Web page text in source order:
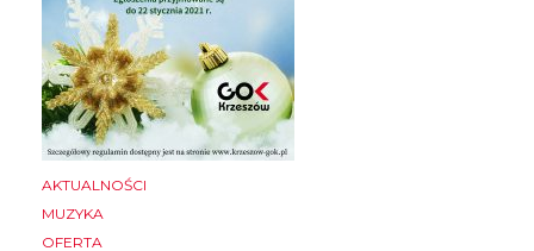
AKTUALNOŚCI
MUZYKA
OFERTA